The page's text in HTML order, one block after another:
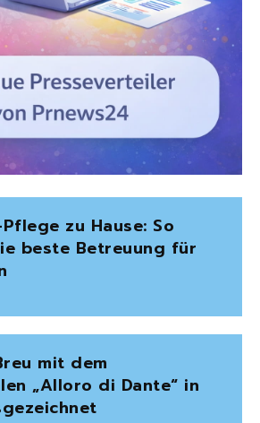
zu Hause: So
beste Betreuung für
mit dem
„Alloro di Dante“ in